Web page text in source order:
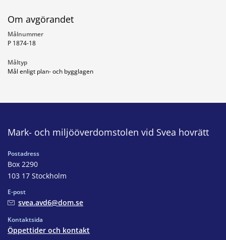
Om avgörandet
Målnummer
P 1874-18
Måltyp
Mål enligt plan- och bygglagen
Mark- och miljööverdomstolen vid Svea hovrätt
Postadress
Box 2290
103 17 Stockholm
E-post
svea.avd6@dom.se
Kontaktsida
Öppettider och kontakt